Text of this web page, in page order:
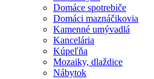
Domáce spotrebiče
Domáci maznáčikovia
Kamenné umývadlá
Kancelária
Kúpeľňa
Mozaiky, dlaždice
Nábytok